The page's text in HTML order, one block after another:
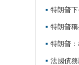
特朗普
特朗普
特朗普
法國債